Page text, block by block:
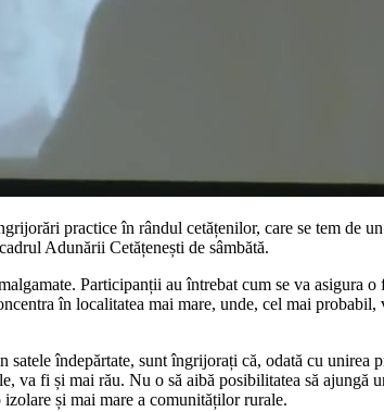
practice în rândul cetățenilor, care se tem de
Adunării Cetățenești de sâmbătă.
Participanții au întrebat cum se va asigura
în localitatea mai mare, unde, cel mai
îndepărtate, sunt îngrijorați că, odată cu
fi și mai rău. Nu o să aibă posibilitatea să ajungă
și mai mare a comunităților rurale.